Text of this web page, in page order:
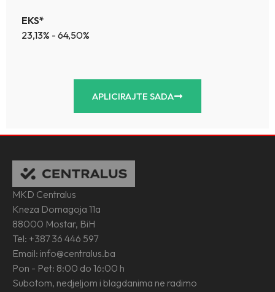
EKS*
23,13% - 64,50%
APLICIRAJTE SADA
MKD Centralus
Kneza Domagoja 11a
88000 Mostar, BiH
Tel: +387 36 446 597
Email: info@centralus.ba
Pon - Pet: 8:00 do 16:00 h
Subotom, nedjeljom i blagdanima ne radimo